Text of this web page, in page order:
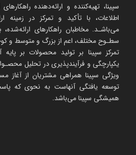
سپینا، تهیه‌كننده و ارائه‌‌دهنده
اطلاعات، با تأكید و تمركز در زمینه
می‌باشـد. مخاطبان راهكارهای
سطـوح مختلف، اعم از بزرگ و متوسط و
تمرکز سپینا بر تولید محصولات بر پایه
یکپارچگی و فرآیندپذیری در تحلیل
ویژگی سپینا همراهی مشتریان از آغاز
توسعه یافتگی آنهاست به نحوی که
همیشگی سپینا می‌باشد.